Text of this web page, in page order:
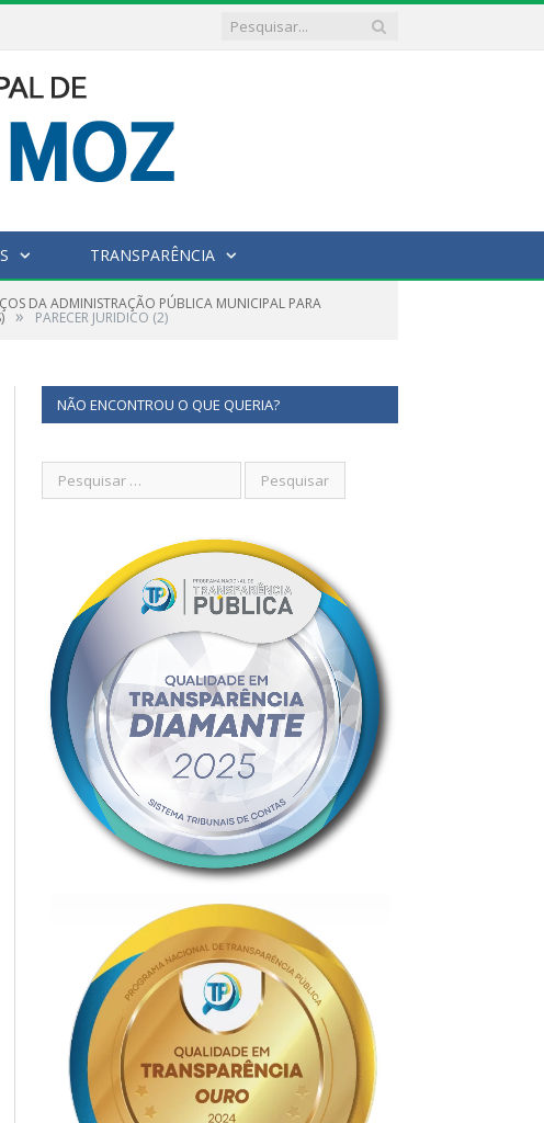
TRANSPARÊNCIA
DA ADMINISTRAÇÃO PÚBLICA MUNICIPAL PARA
» PARECER JURIDICO (2)
NÃO ENCONTROU O QUE QUERIA?